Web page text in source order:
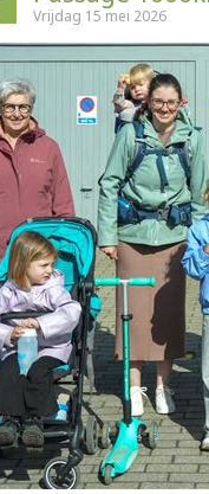
Vrijdag 15 mei 2026